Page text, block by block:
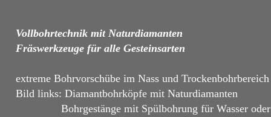
Vollbohrtechnik mit Naturdiamanten
Fräswerkzeuge für alle Gesteinsarten
extreme Bohrvorschübe im Nass und Trockenbohrbereich
Bild links: Diamantbohrköpfe mit Naturdiamanten
Bohrgestänge mit Spülbohrung für Wasser oder